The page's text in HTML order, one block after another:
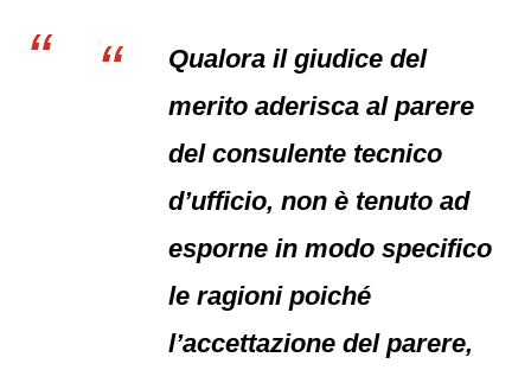
Qualora il giudice del
merito aderisca al parere
del consulente tecnico
d’ufficio, non è tenuto ad
esporne in modo specifico
le ragioni poiché
l’accettazione del parere,